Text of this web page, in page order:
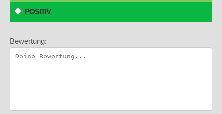
POSITIV
Bewertung: